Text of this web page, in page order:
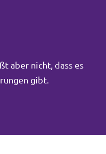
aber nicht, dass es
gibt.